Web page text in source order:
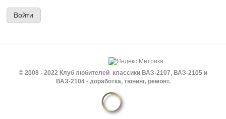
© 2008 - 2022 Клуб любителей классики ВАЗ-2107, ВАЗ-2105 и
ВАЗ-2104 - доработка, тюнинг, ремонт.